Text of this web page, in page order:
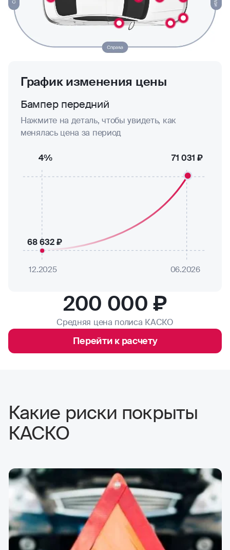
График изменения цены
Бампер передний
Нажмите на деталь, чтобы увидеть, как
менялась цена за период
12.2025 06.2026
68 632 ₽
71 031 ₽
4%
200 000 ₽
Средняя цена полиса КАСКО
Перейти к расчету
Какие риски покрыты
КАСКО